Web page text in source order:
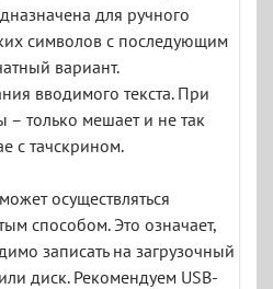
для ручного
символов с последующим
вариант.
вводимого текста. При
– только мешает и не так
с тачскрином.
осуществляться
способом. Это означает,
записать на загрузочный
диск. Рекомендуем USB-